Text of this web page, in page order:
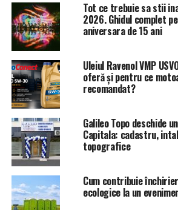
Ministrul Sănătăţii a recunoscut şi
„probleme şi cu studiile clinice”.
„Da, sunt probleme şi cu studiile
situaţie şi există studii clinice depuse
care au o întârziere de peste 400 de
care ar putea intra în România şi care
medicamente pentru mulţi din
special pentru bolile oncologice”, a
Sănătăţii.
Sorina Pintea a anunţat că luni va fi
transparenţă decizională un proiect
reorganizarea Agenţiei Naţionale a
Dispozitivelor Medicale (ANMDM).
Tot ce trebuie sa stii
2026. Ghidul complet
aniversara de 15 ani
Uleiul Ravenol VMP
oferă și pentru ce
recomandat?
Galileo Topo deschide
Capitala: cadastru,
topografice
Cum contribuie
ecologice la un